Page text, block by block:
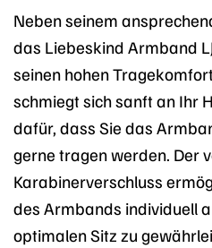
Neben seinem
das Liebeskind Armband
seinen hohen
schmiegt sich sanft an Ihr
dafür, dass Sie das
gerne tragen werden. Der
Karabinerverschluss
des Armbands individuell
optimalen Sitz zu